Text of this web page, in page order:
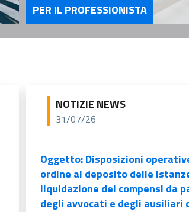
Servizi Per il
PER IL PROFESSIONISTA
NOTIZIE NEWS
31/07/26
Oggetto: Disposizioni
ordine al deposito delle
liquidazione dei compensi da
degli avvocati e degli ausiliari